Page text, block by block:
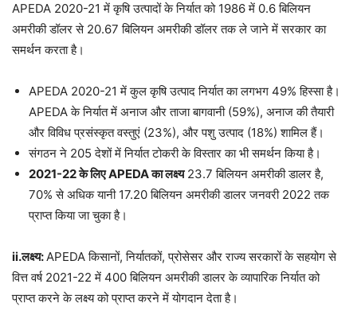
APEDA 2020-21 में कृषि उत्पादों के निर्यात को 1986 में 0.6 बिलियन
अमरीकी डॉलर से 20.67 बिलियन अमरीकी डॉलर तक ले जाने में सरकार का
समर्थन करता है।
APEDA 2020-21 में कुल कृषि उत्पाद निर्यात का लगभग 49% हिस्सा है।
APEDA के निर्यात में अनाज और ताजा बागवानी (59%), अनाज की तैयारी
और विविध प्रसंस्कृत वस्तुएं (23%), और पशु उत्पाद (18%) शामिल हैं।
संगठन ने 205 देशों में निर्यात टोकरी के विस्तार का भी समर्थन किया है।
2021-22 के लिए APEDA का लक्ष्य23.7 बिलियन अमरीकी डालर है,
70% से अधिक यानी 17.20 बिलियन अमरीकी डालर जनवरी 2022 तक
प्राप्त किया जा चुका है।
ii.लक्ष्य:APEDA किसानों, निर्यातकों, प्रोसेसर और राज्य सरकारों के सहयोग से
वित्त वर्ष 2021-22 में 400 बिलियन अमरीकी डालर के व्यापारिक निर्यात को
प्राप्त करने के लक्ष्य को प्राप्त करने में योगदान देता है।